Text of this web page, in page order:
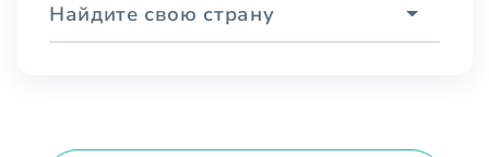
Найдите свою страну